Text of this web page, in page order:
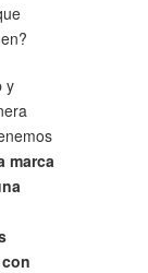
y
marca